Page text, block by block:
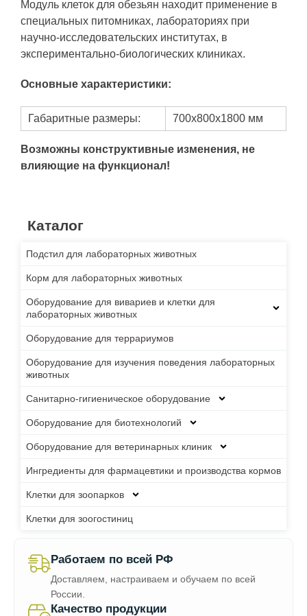
Каталог
Подстил для лабораторных животных
Корм для лабораторных животных
Оборудование для вивариев и клетки для
лабораторных животных
Оборудование для террариумов
Оборудование для изучения поведения лабораторных
животных
Санитарно-гигиеническое оборудование
Оборудование для биотехнологий
Оборудование для ветеринарных клиник
Ингредиенты для фармацевтики и производства кормов
Клетки для зоопарков
Клетки для зоогостиниц
Работаем по всей РФ
Доставляем, настраиваем и обучаем по всей
России.
Качество продукции
Модуль клеток для обезьян находит применение в
специальных питомниках, лабораториях при
научно-исследовательских институтах, в
экспериментально-биологических клиниках.
Основные характеристики:
Габаритные размеры: 700х800х1800 мм
Возможны конструктивные изменения, не
влияющие на функционал!